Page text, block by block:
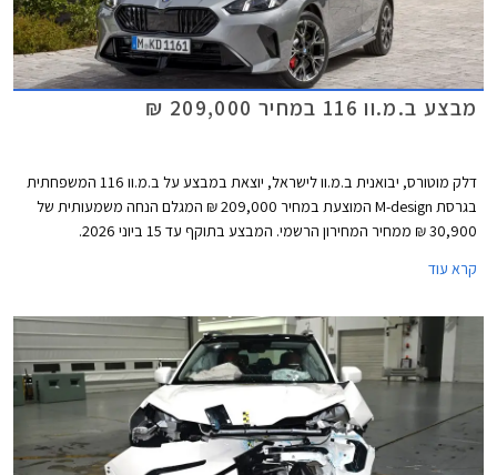
מבצע ב.מ.וו 116 במחיר 209,000 ₪
דלק מוטורס, יבואנית ב.מ.וו לישראל, יוצאת במבצע על ב.מ.וו 116 המשפחתית
בגרסת M-design המוצעת במחיר 209,000 ₪ המגלם הנחה משמעותית של
30,900 ₪ ממחיר המחירון הרשמי. המבצע בתוקף עד 15 ביוני 2026.
קרא עוד